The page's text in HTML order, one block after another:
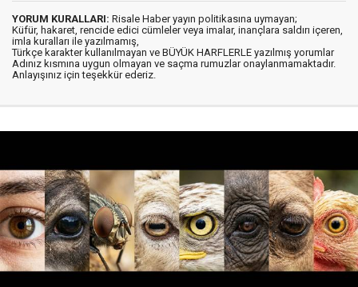
YORUM KURALLARI: Risale Haber yayın politikasına uymayan;
Küfür, hakaret, rencide edici cümleler veya imalar, inançlara saldırı içeren,
imla kuralları ile yazılmamış,
Türkçe karakter kullanılmayan ve BÜYÜK HARFLERLE yazılmış yorumlar
Adınız kısmına uygun olmayan ve saçma rumuzlar onaylanmamaktadır.
Anlayışınız için teşekkür ederiz.